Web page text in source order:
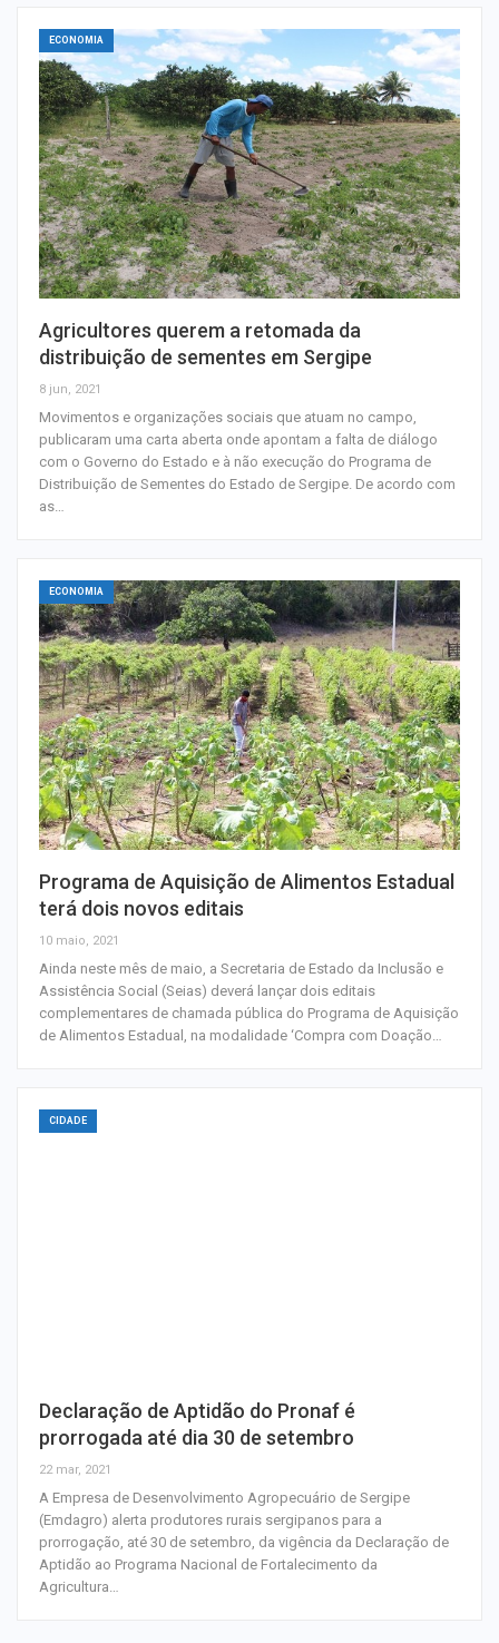
ECONOMIA
Agricultores querem a retomada da
distribuição de sementes em Sergipe
8 jun, 2021
Movimentos e organizações sociais que atuam no campo,
publicaram uma carta aberta onde apontam a falta de diálogo
com o Governo do Estado e à não execução do Programa de
Distribuição de Sementes do Estado de Sergipe. De acordo com
as…
ECONOMIA
Programa de Aquisição de Alimentos Estadual
terá dois novos editais
10 maio, 2021
Ainda neste mês de maio, a Secretaria de Estado da Inclusão e
Assistência Social (Seias) deverá lançar dois editais
complementares de chamada pública do Programa de Aquisição
de Alimentos Estadual, na modalidade ‘Compra com Doação…
CIDADE
Declaração de Aptidão do Pronaf é
prorrogada até dia 30 de setembro
22 mar, 2021
A Empresa de Desenvolvimento Agropecuário de Sergipe
(Emdagro) alerta produtores rurais sergipanos para a
prorrogação, até 30 de setembro, da vigência da Declaração de
Aptidão ao Programa Nacional de Fortalecimento da
Agricultura…